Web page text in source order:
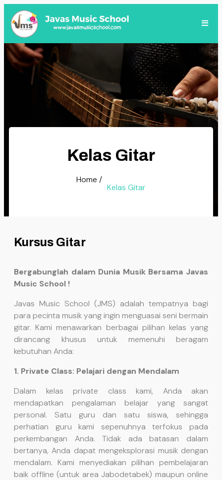
Kelas Gitar
Home /
Kelas Gitar
Kursus Gitar
Bergabunglah dalam Dunia Musik Bersama Javas
Music School !
Javas Music School (JMS) adalah tempatnya bagi
para pecinta musik yang ingin menguasai seni bermain
gitar. Kami menawarkan berbagai pilihan kelas yang
dirancang khusus untuk memenuhi beragam
kebutuhan Anda:
1. Private Class: Pelajari dengan Mendalam
Dalam kelas private class kami, Anda akan
mendapatkan pengalaman belajar yang sangat
personal. Satu guru dan satu siswa, sehingga
perhatian guru kami sepenuhnya terfokus pada
perkembangan Anda. Tidak ada batasan dalam
bertanya, Anda dapat mengeksplorasi musik dengan
mendalam. Kami menyediakan pilihan pembelajaran
baik offline (untuk area Jabodetabek) maupun online